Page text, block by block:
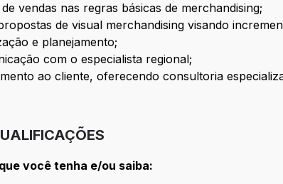
vendas nas regras básicas de merchandising;
de visual merchandising visando
e planejamento;
com o especialista regional;
ao cliente, oferecendo consultoria
você tenha e/ou saiba: